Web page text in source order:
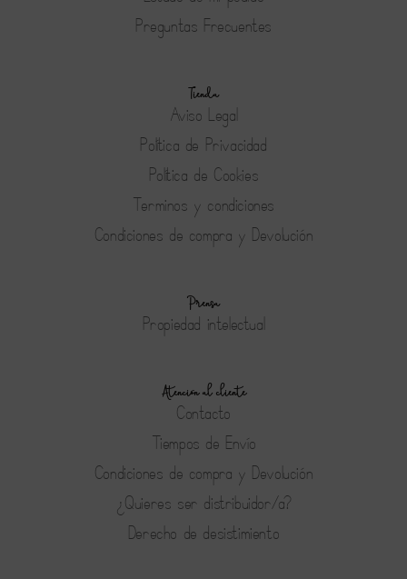
Preguntas Frecuentes
Tienda
Aviso Legal
Política de Privacidad
Política de Cookies
Terminos y condiciones
Condiciones de compra y Devolución
Prensa
Propiedad intelectual
Atención al cliente
Contacto
Tiempos de Envío
Condiciones de compra y Devolución
¿Quieres ser distribuidor/a?
Derecho de desistimiento